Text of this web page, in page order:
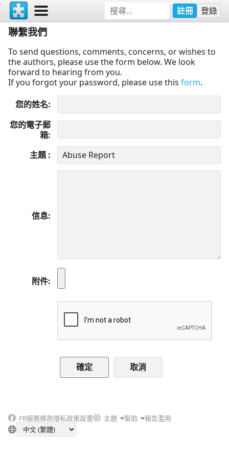
註冊 登錄
聯繫我們
To send questions, comments, concerns, or wishes to
the authors, please use the form below. We look
forward to hearing from you.
If you forgot your password, please use this form.
您的姓名
您的電子郵
箱
主題
信息
附件
取消
FB服務條款隱私政策設置 主題 幫助 報告濫用